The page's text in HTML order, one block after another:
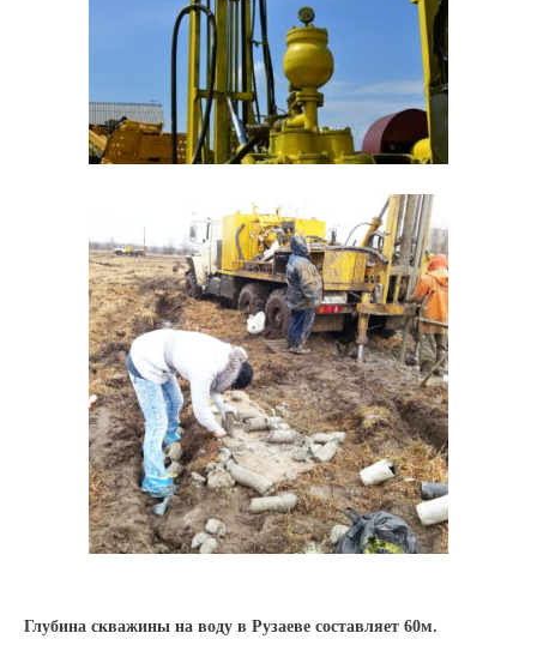
Глубина скважины на воду в Рузаеве составляет 60м.